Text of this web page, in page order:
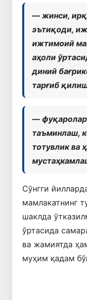
— жинси,
эътиқоди,
ижтимоий
аҳоли
диний
тарғиб
—
таъминлаш,
тотувлик ва
Сўнгги
мамлакатнинг
шаклда
ўртасида
ва жамиятда
муҳим қадам